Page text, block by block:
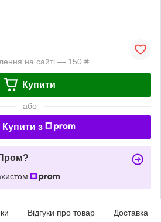
на сайті — 150 ₴
Купити
або
Купити з
Відгуки про товар Доставка